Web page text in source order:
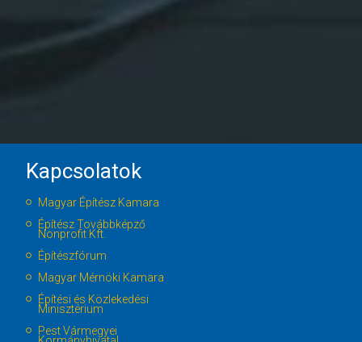
Kapcsolatok
Magyar Építész Kamara
Építész Továbbképző
Nonprofit Kft.
Építészfórum
Magyar Mérnöki Kamara
Építési és Közlekedési
Minisztérium
Pest Vármegyei